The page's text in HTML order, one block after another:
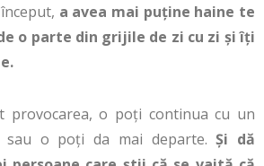
a avea mai puține haine te
o parte din grijile de zi cu zi și îți
provocarea, o poți continua cu un
o poți da mai departe. Și dă